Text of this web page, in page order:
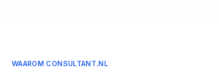
WAAROM CONSULTANT.NL